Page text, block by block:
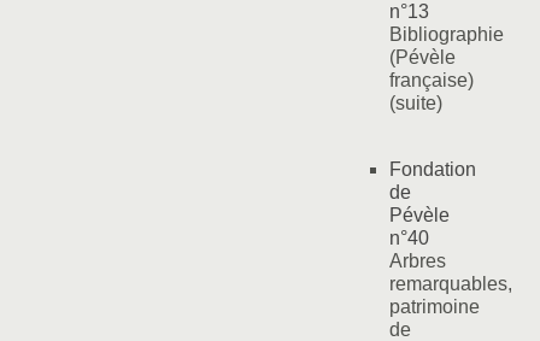
n°13
Bibliographie
(Pévèle
française)
(suite)
Fondation
de
Pévèle
n°40
Arbres
remarquables,
patrimoine
de